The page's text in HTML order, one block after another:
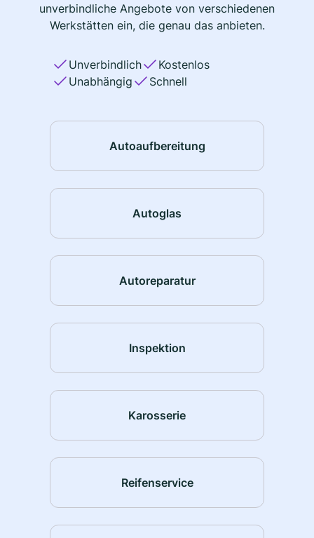
unverbindliche Angebote von verschiedenen
Werkstätten ein, die genau das anbieten.
Unverbindlich
Kostenlos
Unabhängig
Schnell
Autoaufbereitung
Autoglas
Autoreparatur
Inspektion
Karosserie
Reifenservice